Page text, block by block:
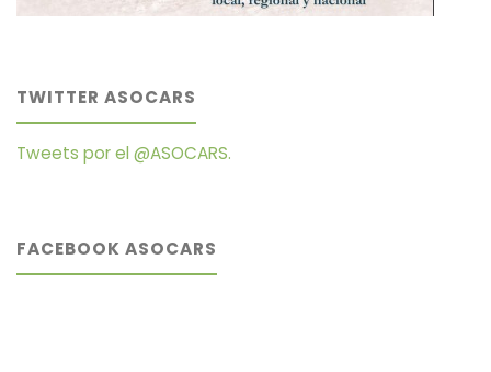
TWITTER ASOCARS
Tweets por el @ASOCARS.
FACEBOOK ASOCARS